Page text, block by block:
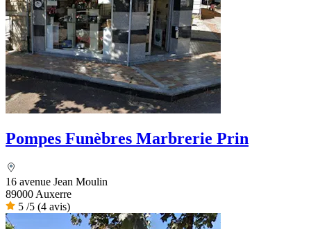
Pompes Funèbres Marbrerie Prin
16 avenue Jean Moulin
89000 Auxerre
5 /5 (4 avis)